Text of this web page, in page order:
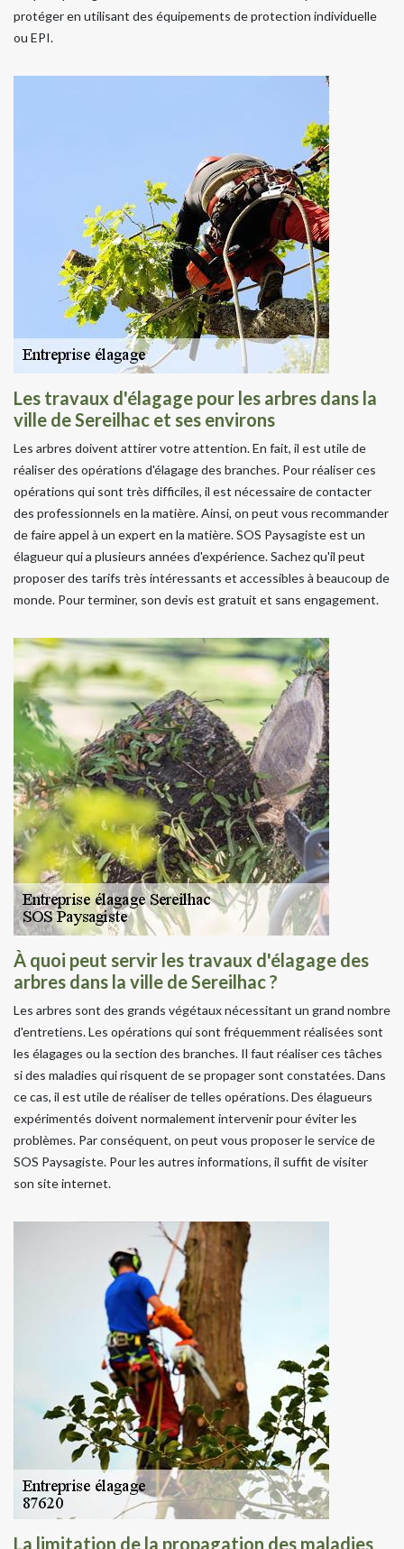
protéger en utilisant des équipements de protection individuelle
ou EPI.
Les travaux d'élagage pour les arbres dans la
ville de Sereilhac et ses environs
Les arbres doivent attirer votre attention. En fait, il est utile de
réaliser des opérations d'élagage des branches. Pour réaliser ces
opérations qui sont très difficiles, il est nécessaire de contacter
des professionnels en la matière. Ainsi, on peut vous recommander
de faire appel à un expert en la matière. SOS Paysagiste est un
élagueur qui a plusieurs années d'expérience. Sachez qu'il peut
proposer des tarifs très intéressants et accessibles à beaucoup de
monde. Pour terminer, son devis est gratuit et sans engagement.
À quoi peut servir les travaux d'élagage des
arbres dans la ville de Sereilhac ?
Les arbres sont des grands végétaux nécessitant un grand nombre
d'entretiens. Les opérations qui sont fréquemment réalisées sont
les élagages ou la section des branches. Il faut réaliser ces tâches
si des maladies qui risquent de se propager sont constatées. Dans
ce cas, il est utile de réaliser de telles opérations. Des élagueurs
expérimentés doivent normalement intervenir pour éviter les
problèmes. Par conséquent, on peut vous proposer le service de
SOS Paysagiste. Pour les autres informations, il suffit de visiter
son site internet.
La limitation de la propagation des maladies